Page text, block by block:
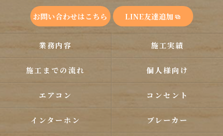
お問い合わせはこちら LINE友達追加
業務内容 施工実績
施工までの流れ 個人様向け
エアコン コンセント
インターホン ブレーカー